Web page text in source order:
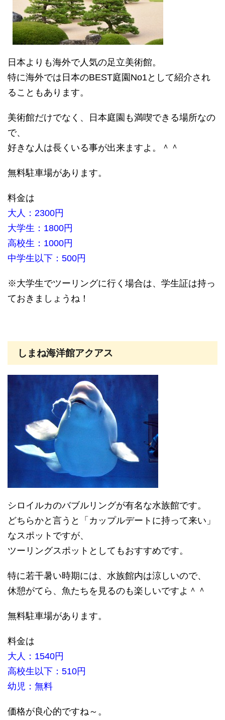
日本よりも海外で人気の足立美術館。
特に海外では日本のBEST庭園No1として紹介され
ることもあります。
美術館だけでなく、日本庭園も満喫できる場所なの
で、
好きな人は長くいる事が出来ますよ。＾＾
無料駐車場があります。
料金は
大人：2300円
大学生：1800円
高校生：1000円
中学生以下：500円
※大学生でツーリングに行く場合は、学生証は持っ
ておきましょうね！
しまね海洋館アクアス
シロイルカのバブルリングが有名な水族館です。
どちらかと言うと「カップルデートに持って来い」
なスポットですが、
ツーリングスポットとしてもおすすめです。
特に若干暑い時期には、水族館内は涼しいので、
休憩がてら、魚たちを見るのも楽しいですよ＾＾
無料駐車場があります。
料金は
大人：1540円
高校生以下：510円
幼児：無料
価格が良心的ですね～。